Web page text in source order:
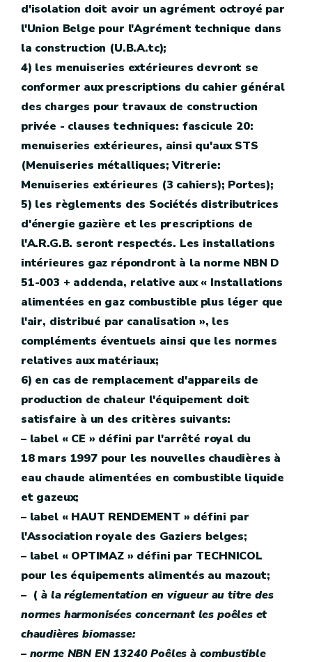
d'isolation doit avoir un agrément octroyé par
l'Union Belge pour l'Agrément technique dans
la construction (U.B.A.tc);
4) les menuiseries extérieures devront se
conformer aux prescriptions du cahier général
des charges pour travaux de construction
privée - clauses techniques: fascicule 20:
menuiseries extérieures, ainsi qu'aux STS
(Menuiseries métalliques; Vitrerie:
Menuiseries extérieures (3 cahiers); Portes);
5) les règlements des Sociétés distributrices
d'énergie gazière et les prescriptions de
l'A.R.G.B. seront respectés. Les installations
intérieures gaz répondront à la norme NBN D
51-003 + addenda, relative aux « Installations
alimentées en gaz combustible plus léger que
l'air, distribué par canalisation », les
compléments éventuels ainsi que les normes
relatives aux matériaux;
6) en cas de remplacement d'appareils de
production de chaleur l'équipement doit
satisfaire à un des critères suivants:
– label « CE » défini par l'arrêté royal du
18 mars 1997 pour les nouvelles chaudières à
eau chaude alimentées en combustible liquide
et gazeux;
– label « HAUT RENDEMENT » défini par
l'Association royale des Gaziers belges;
– label « OPTIMAZ » défini par TECHNICOL
pour les équipements alimentés au mazout;
– (à la réglementation en vigueur au titre des
normes harmonisées concernant les poêles et
chaudières biomasse:
– norme NBN EN 13240 Poêles à combustible